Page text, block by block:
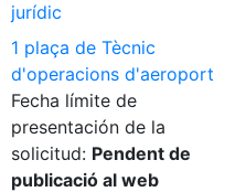
jurídic
1 plaça de Tècnic
d'operacions d'aeroport
Fecha límite de
presentación de la
solicitud: Pendent de
publicació al web